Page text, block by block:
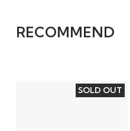
RECOMMEND
SOLD OUT